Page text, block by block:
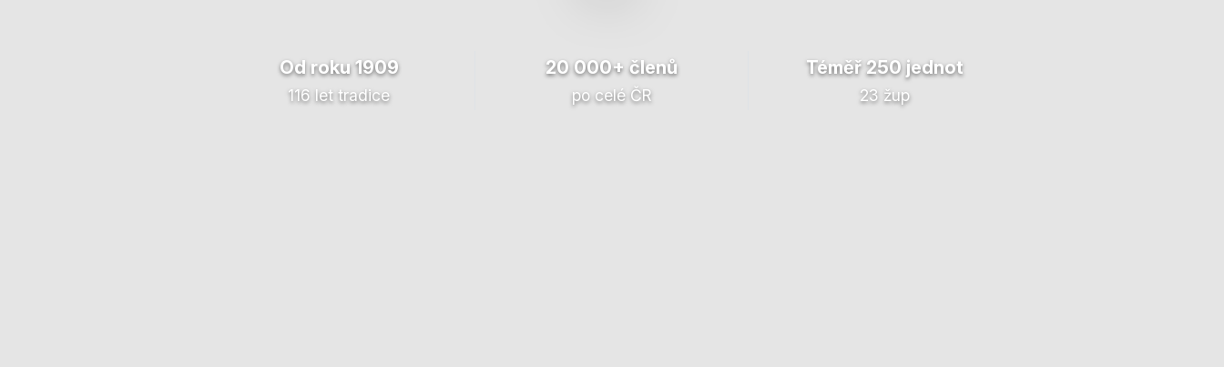
Od roku 1909
116 let tradice
20 000+ členů
po celé ČR
Téměř 250 jednot
23 žup